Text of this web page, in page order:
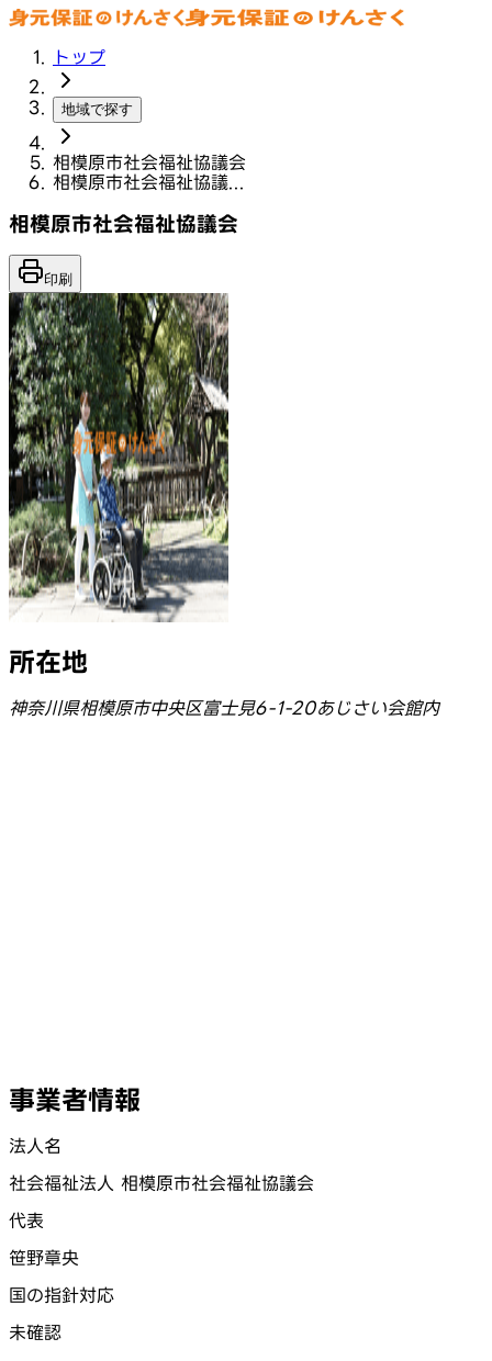
トップ
地域で探す
相模原市社会福祉協議会
相模原市社会福祉協議...
相模原市社会福祉協議会
印刷
所在地
神奈川県相模原市中央区富士見6-1-20あじさい会館内
事業者情報
法人名
社会福祉法人 相模原市社会福祉協議会
代表
笹野章央
国の指針対応
未確認